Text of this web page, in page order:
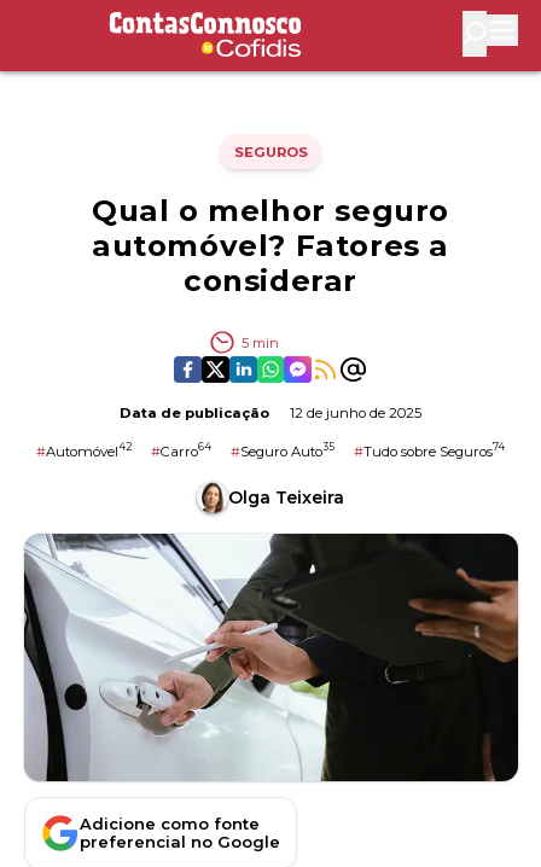
Contas Connosco by Cofidis
SEGUROS
Qual o melhor seguro
automóvel? Fatores a
considerar
5 min
Data de publicação 12 de junho de 2025
#Automóvel42 #Carro64 #Seguro Auto35 #Tudo sobre Seguros74
Olga Teixeira
Adicione como fonte
preferencial no Google